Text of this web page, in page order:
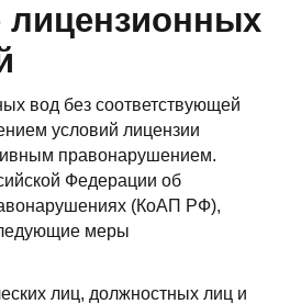
лицензионных
вод без соответствующей
условий лицензии
правонарушением.
Федерации об
(КоАП РФ),
меры
лиц, должностных лиц и